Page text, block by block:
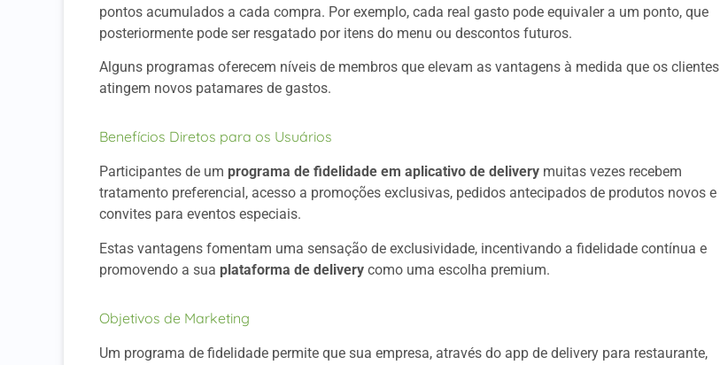
pontos acumulados a cada compra. Por exemplo, cada real gasto pode equivaler a um ponto, que
posteriormente pode ser resgatado por itens do menu ou descontos futuros.
Alguns programas oferecem níveis de membros que elevam as vantagens à medida que os clientes
atingem novos patamares de gastos.
Benefícios Diretos para os Usuários
Participantes de um programa de fidelidade em aplicativo de delivery muitas vezes recebem
tratamento preferencial, acesso a promoções exclusivas, pedidos antecipados de produtos novos e
convites para eventos especiais.
Estas vantagens fomentam uma sensação de exclusividade, incentivando a fidelidade contínua e
promovendo a sua plataforma de delivery como uma escolha premium.
Objetivos de Marketing
Um programa de fidelidade permite que sua empresa, através do app de delivery para restaurante,